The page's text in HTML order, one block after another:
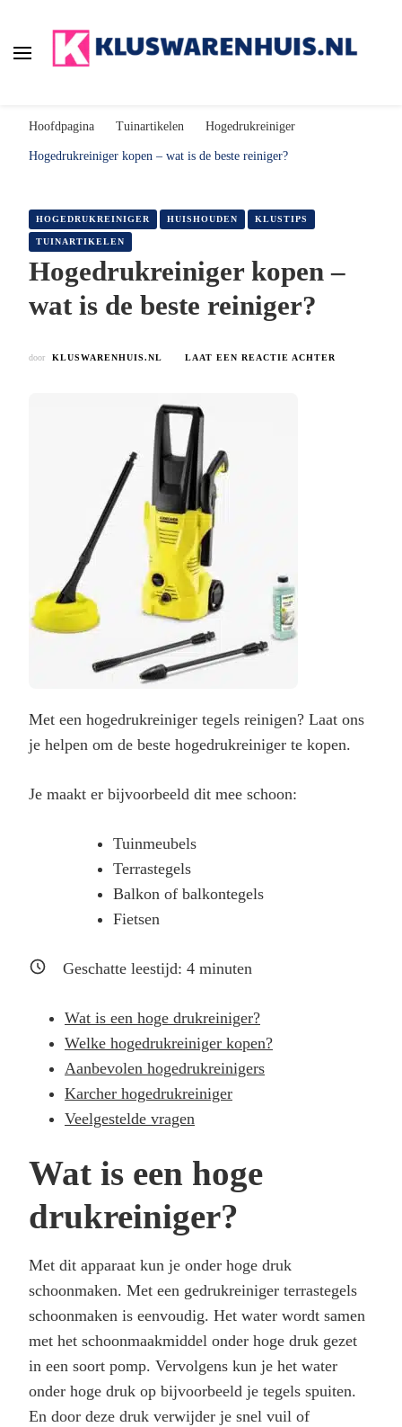
Hoofdpagina Tuinartikelen Hogedrukreiniger
Hogedrukreiniger kopen – wat is de beste reiniger?
HOGEDRUKREINIGER HUISHOUDEN KLUSTIPS
TUINARTIKELEN
Hogedrukreiniger kopen –
wat is de beste reiniger?
door KLUSWARENHUIS.NL LAAT EEN REACTIE ACHTER
Met een hogedrukreiniger tegels reinigen? Laat ons
je helpen om de beste hogedrukreiniger te kopen.
Je maakt er bijvoorbeeld dit mee schoon:
Tuinmeubels
Terrastegels
Balkon of balkontegels
Fietsen
Geschatte leestijd: 4 minuten
Wat is een hoge drukreiniger?
Welke hogedrukreiniger kopen?
Aanbevolen hogedrukreinigers
Karcher hogedrukreiniger
Veelgestelde vragen
Wat is een hoge
drukreiniger?
Met dit apparaat kun je onder hoge druk
schoonmaken. Met een gedrukreiniger terrastegels
schoonmaken is eenvoudig. Het water wordt samen
met het schoonmaakmiddel onder hoge druk gezet
in een soort pomp. Vervolgens kun je het water
onder hoge druk op bijvoorbeeld je tegels spuiten.
En door deze druk verwijder je snel vuil of